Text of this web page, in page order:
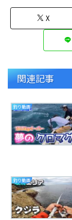
X
関連記事
釣り動画
釣り動画